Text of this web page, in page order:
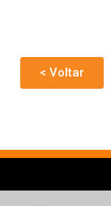
< Voltar